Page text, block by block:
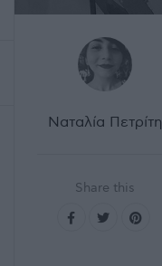
Ναταλία Πετρίτη
Share this